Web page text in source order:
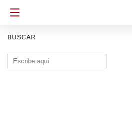
BUSCAR
Buscar: